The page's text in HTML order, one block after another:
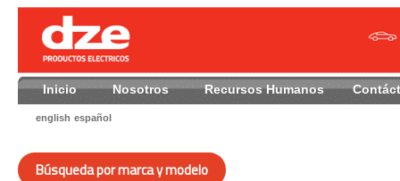
Inicio Nosotros Recursos Humanos
english español
Búsqueda por marca y modelo